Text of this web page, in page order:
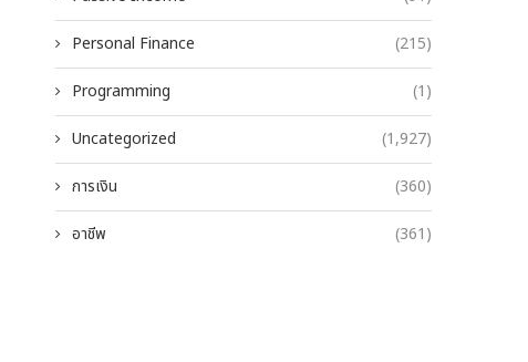
Personal Finance (215)
Programming (1)
Uncategorized (1,927)
การเงิน (360)
อาชีพ (361)